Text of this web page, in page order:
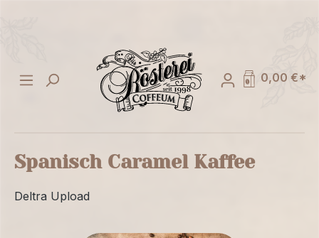
0,00 €*
Spanisch Caramel Kaffee
Deltra Upload